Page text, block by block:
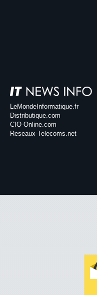
LeMondeInformatique.fr
Distributique.com
CIO-Online.com
Reseaux-Telecoms.net